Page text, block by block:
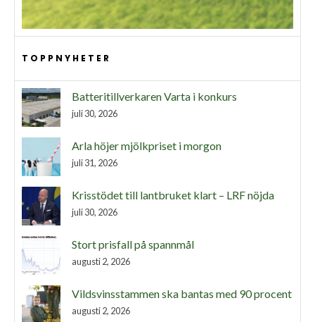
TOPPNYHETER
Batteritillverkaren Varta i konkurs
juli 30, 2026
Arla höjer mjölkpriset i morgon
juli 31, 2026
Krisstödet till lantbruket klart – LRF nöjda
juli 30, 2026
Stort prisfall på spannmål
augusti 2, 2026
Vildsvinsstammen ska bantas med 90 procent
augusti 2, 2026